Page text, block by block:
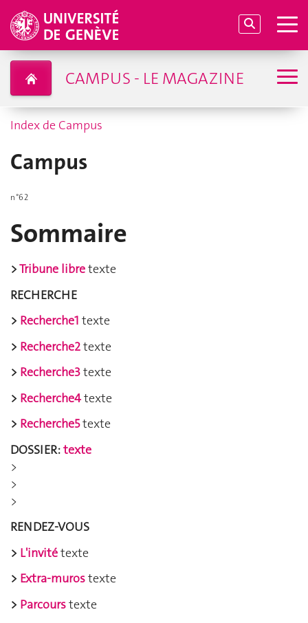
CAMPUS - LE MAGAZINE
Index de Campus
Campus
n°62
Sommaire
>Tribune libretexte
RECHERCHE
> Recherche1 texte
> Recherche2texte
> Recherche3texte
> Recherche4texte
> Recherche5texte
DOSSIER:texte
>
>
>
RENDEZ-VOUS
> L'invitétexte
> Extra-murostexte
> Parcourstexte